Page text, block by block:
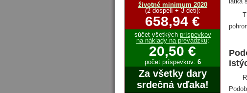
životné minimum 2020
(2 dospelí + 3 deti):
658,94 €
súčet všetkých príspevkov
na náklady na prevádzku:
20,50 €
počet príspevkov: 6
Za všetky dary
srdečná vďaka!